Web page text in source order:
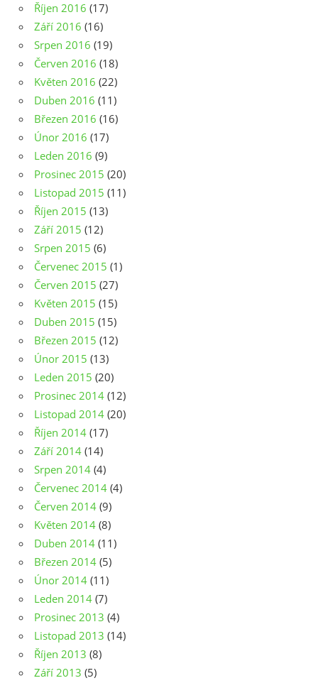
Říjen 2016 (17)
Září 2016 (16)
Srpen 2016 (19)
Červen 2016 (18)
Květen 2016 (22)
Duben 2016 (11)
Březen 2016 (16)
Únor 2016 (17)
Leden 2016 (9)
Prosinec 2015 (20)
Listopad 2015 (11)
Říjen 2015 (13)
Září 2015 (12)
Srpen 2015 (6)
Červenec 2015 (1)
Červen 2015 (27)
Květen 2015 (15)
Duben 2015 (15)
Březen 2015 (12)
Únor 2015 (13)
Leden 2015 (20)
Prosinec 2014 (12)
Listopad 2014 (20)
Říjen 2014 (17)
Září 2014 (14)
Srpen 2014 (4)
Červenec 2014 (4)
Červen 2014 (9)
Květen 2014 (8)
Duben 2014 (11)
Březen 2014 (5)
Únor 2014 (11)
Leden 2014 (7)
Prosinec 2013 (4)
Listopad 2013 (14)
Říjen 2013 (8)
Září 2013 (5)